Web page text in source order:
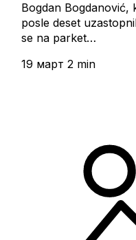
Bogdan Bogdanović,
posle deset
se na parket…
19 март 2 min